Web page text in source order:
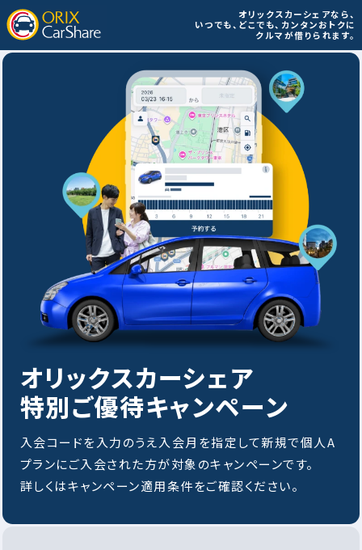
オリックスカーシェアなら、
いつでも、どこでも、 カンタンおトクに
クルマが借りられます。
オリックスカーシェア
特別ご優待キャンペーン
入会コードを入力のうえ入会月を指定して新規で個人A
プランにご入会された方が対象のキャンペーンです。
詳しくはキャンペーン適用条件をご確認ください。